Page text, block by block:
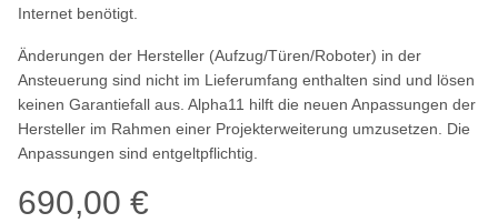
Internet benötigt.
Änderungen der Hersteller (Aufzug/Türen/Roboter) in der
Ansteuerung sind nicht im Lieferumfang enthalten sind und lösen
keinen Garantiefall aus. Alpha11 hilft die neuen Anpassungen der
Hersteller im Rahmen einer Projekterweiterung umzusetzen. Die
Anpassungen sind entgeltpflichtig.
690,00 €